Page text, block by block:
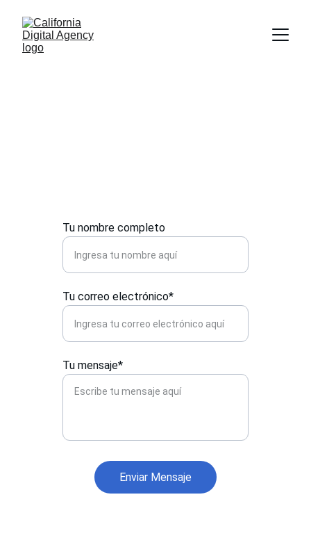
Tu nombre completo
Tu correo electrónico*
Tu mensaje*
Enviar Mensaje